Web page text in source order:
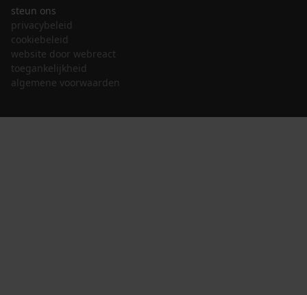
steun ons
privacybeleid
cookiebeleid
website door webreact
toegankelijkheid
algemene voorwaarden